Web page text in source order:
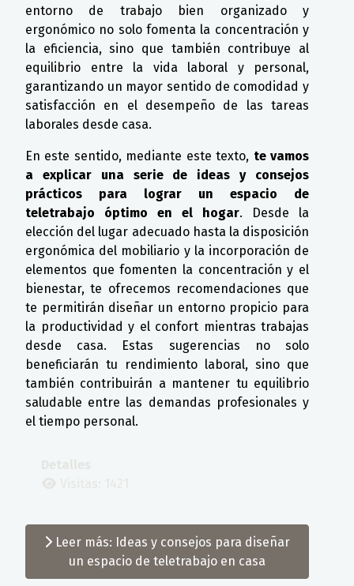
entorno de trabajo bien organizado y
ergonómico no solo fomenta la concentración y
la eficiencia, sino que también contribuye al
equilibrio entre la vida laboral y personal,
garantizando un mayor sentido de comodidad y
satisfacción en el desempeño de las tareas
laborales desde casa.
En este sentido, mediante este texto, te vamos
a explicar una serie de ideas y consejos
prácticos para lograr un espacio de
teletrabajo óptimo en el hogar. Desde la
elección del lugar adecuado hasta la disposición
ergonómica del mobiliario y la incorporación de
elementos que fomenten la concentración y el
bienestar, te ofrecemos recomendaciones que
te permitirán diseñar un entorno propicio para
la productividad y el confort mientras trabajas
desde casa. Estas sugerencias no solo
beneficiarán tu rendimiento laboral, sino que
también contribuirán a mantener tu equilibrio
saludable entre las demandas profesionales y
el tiempo personal.
Leer más: Ideas y consejos para diseñar
un espacio de teletrabajo en casa